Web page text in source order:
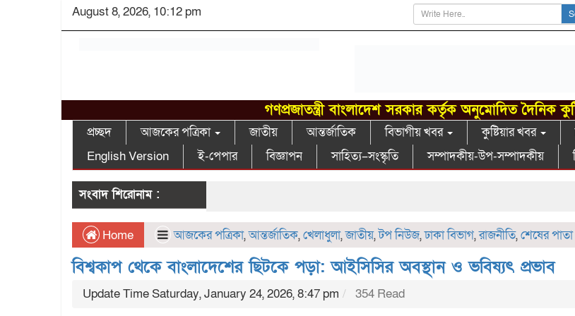
August 8, 2026, 10:12 pm
গণপ্রজাতন্ত্রী বাংলাদেশ সরকার কর্তৃক অনুমোদিত দৈনিক
প্রচ্ছদ আজকের পত্রিকা জাতীয় আন্তর্জাতিক বিভাগীয় খবর কুষ্টিয়ার খবর
English Version
ই-পেপার বিজ্ঞাপন সাহিত্য–সংস্কৃতি সম্পাদকীয়-উপ-সম্পাদকীয়
সংবাদ শিরোনাম :
Home আজকের পত্রিকা,আন্তর্জাতিক,খেলাধুলা,জাতীয়,টপ নিউজ,ঢাকা বিভাগ,রাজনীতি,শেষের পাতা
বিশ্বকাপ থেকে বাংলাদেশের ছিটকে পড়া: আইসিসির অবস্থান ও ভবিষ্যৎ প্রভাব
Update Time Saturday, January 24, 2026, 8:47 pm 354 Read